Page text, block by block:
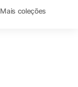
Mais coleções